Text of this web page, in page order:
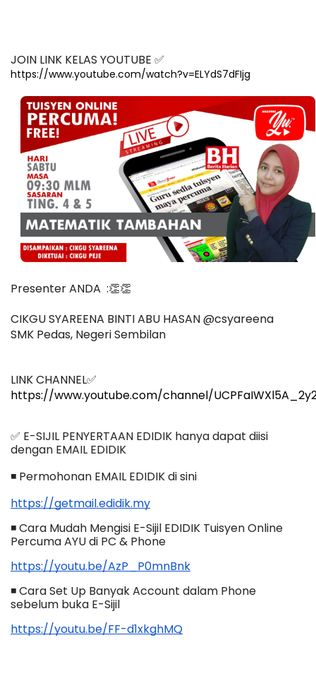
JOIN LINK KELAS YOUTUBE ✅
https://www.youtube.com/watch?v=ELYdS7dFIjg
Presenter ANDA  :👏👏
CIKGU SYAREENA BINTI ABU HASAN @csyareena
SMK Pedas, Negeri Sembilan
LINK CHANNEL✅
https://www.youtube.com/channel/
✅ E-SIJIL PENYERTAAN EDIDIK hanya dapat diisi
dengan EMAIL EDIDIK
◾ Permohonan EMAIL EDIDIK di sini
https://getmail.edidik.my
◾ Cara Mudah Mengisi E-Sijil EDIDIK Tuisyen Online
Percuma AYU di PC & Phone
https://youtu.be/AzP_P0mnBnk
◾ Cara Set Up Banyak Account dalam Phone
sebelum buka E-Sijil
https://youtu.be/FF-d1xkghMQ